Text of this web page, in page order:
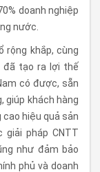
doanh nghiệp
nước.
rộng khắp, cùng
đã tạo ra lợi thế
có được, sẵn
giúp khách hàng
cao hiệu quả sản
giải pháp CNTT
như đảm bảo
phủ và doanh